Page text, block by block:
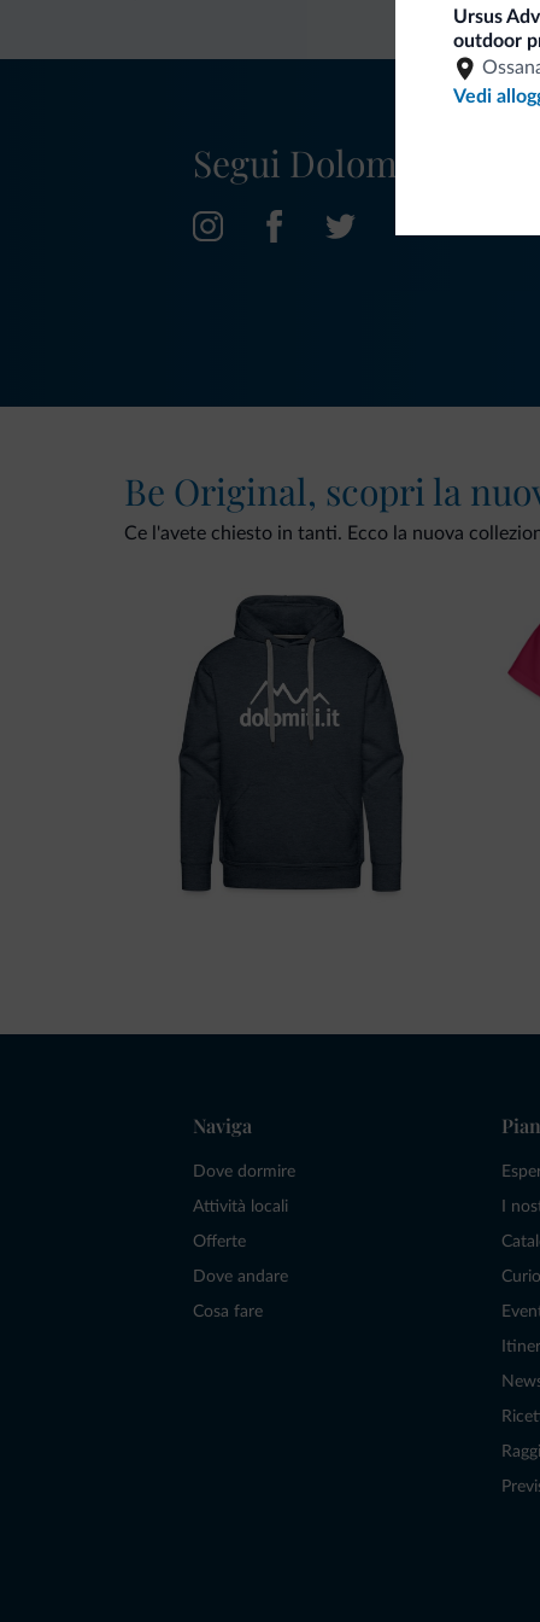
Ursus
outdoor
Vedi
Segui Dolomiti.it
Be Original, scopri la
Ce l'avete chiesto in tanti. Ecco la nuova
Naviga
Dove dormire
Attività locali
Offerte
Dove andare
Cosa fare
I